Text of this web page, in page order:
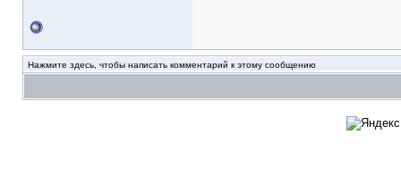
Нажмите здесь, чтобы написать комментарий к этому сообщению